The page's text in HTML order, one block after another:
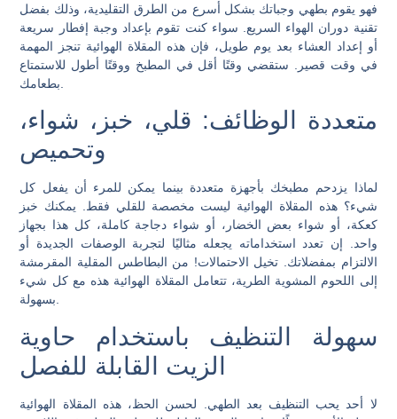
فهو يقوم بطهي وجباتك بشكل أسرع من الطرق التقليدية، وذلك بفضل
تقنية دوران الهواء السريع. سواء كنت تقوم بإعداد وجبة إفطار سريعة
أو إعداد العشاء بعد يوم طويل، فإن هذه المقلاة الهوائية تنجز المهمة
في وقت قصير. ستقضي وقتًا أقل في المطبخ ووقتًا أطول للاستمتاع
متعددة الوظائف: قلي، خبز، شواء،
وتحميص
لماذا يزدحم مطبخك بأجهزة متعددة بينما يمكن للمرء أن يفعل كل
شيء؟ هذه المقلاة الهوائية ليست مخصصة للقلي فقط. يمكنك خبز
كعكة، أو شواء بعض الخضار، أو شواء دجاجة كاملة، كل هذا بجهاز
واحد. إن تعدد استخداماته يجعله مثاليًا لتجربة الوصفات الجديدة أو
الالتزام بمفضلاتك. تخيل الاحتمالات! من البطاطس المقلية المقرمشة
إلى اللحوم المشوية الطرية، تتعامل المقلاة الهوائية هذه مع كل شيء
سهولة التنظيف باستخدام حاوية
الزيت القابلة للفصل
لا أحد يحب التنظيف بعد الطهي. لحسن الحظ، هذه المقلاة الهوائية